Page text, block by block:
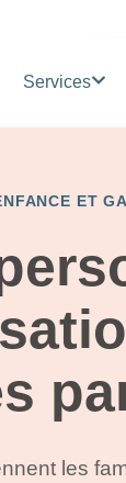
Services
ET
les